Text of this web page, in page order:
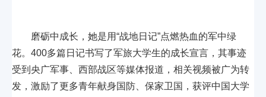
磨砺中成长，她是用“战地日记”点燃热血的军中绿
花。400多篇日记书写了军旅大学生的成长宣言，其事迹
受到央广军事、西部战区等媒体报道，相关视频被广为转
发，激励了更多青年献身国防、保家卫国，获评中国大学